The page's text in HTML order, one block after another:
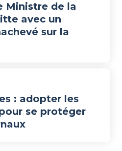
Ministre de la
avec un
sur la
: adopter les
se protéger